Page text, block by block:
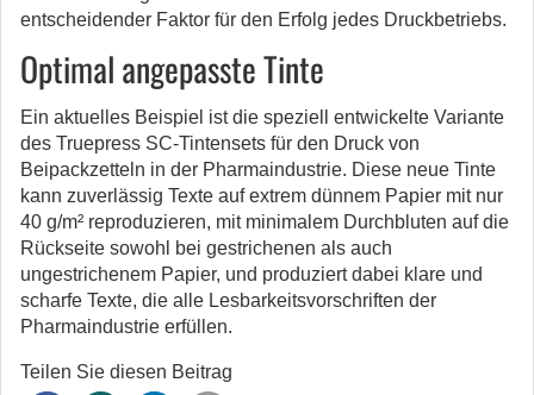
entscheidender Faktor für den Erfolg jedes Druckbetriebs.
Optimal angepasste Tinte
Ein aktuelles Beispiel ist die speziell entwickelte Variante
des Truepress SC-Tintensets für den Druck von
Beipackzetteln in der Pharmaindustrie. Diese neue Tinte
kann zuverlässig Texte auf extrem dünnem Papier mit nur
40 g/m² reproduzieren, mit minimalem Durchbluten auf die
Rückseite sowohl bei gestrichenen als auch
ungestrichenem Papier, und produziert dabei klare und
scharfe Texte, die alle Lesbarkeitsvorschriften der
Pharmaindustrie erfüllen.
Teilen Sie diesen Beitrag